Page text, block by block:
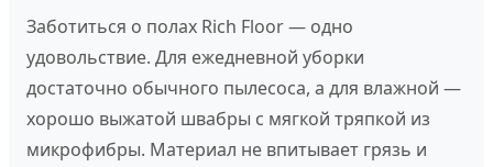
Заботиться о полах Rich Floor — одно
удовольствие. Для ежедневной уборки
достаточно обычного пылесоса, а для влажной —
хорошо выжатой швабры с мягкой тряпкой из
микрофибры. Материал не впитывает грязь и